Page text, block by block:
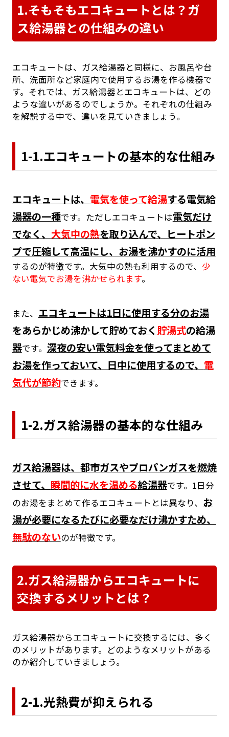
1.そもそもエコキュートとは？ガ
ス給湯器との仕組みの違い
エコキュートは、ガス給湯器と同様に、お風呂や台
所、洗面所など家庭内で使用するお湯を作る機器で
す。それでは、ガス給湯器とエコキュートは、どの
ような違いがあるのでしょうか。それぞれの仕組み
を解説する中で、違いを見ていきましょう。
1-1.エコキュートの基本的な仕組み
エコキュートは、 電気を使って給湯する電気給
湯器の一種です。ただしエコキュートは電気だけ
でなく、 大気中の熱を取り込んで、ヒートポン
プで圧縮して高温にし、お湯を沸かすのに活用
するのが特徴です。大気中の熱も利用するので、 少
ない電気でお湯を沸かせられます。
また、 エコキュートは1日に使用する分のお湯
をあらかじめ沸かして貯めておく貯湯式の給湯
器です。 深夜の安い電気料金を使ってまとめて
お湯を作っておいて、日中に使用するので、 電
気代が節約できます。
1-2.ガス給湯器の基本的な仕組み
ガス給湯器は、都市ガスやプロパンガスを燃焼
させて、 瞬間的に水を温める給湯器です。1日分
のお湯をまとめて作るエコキュートとは異なり、 お
湯が必要になるたびに必要なだけ沸かすため、
無駄のないのが特徴です。
2.ガス給湯器からエコキュートに
交換するメリットとは？
ガス給湯器からエコキュートに交換するには、多く
のメリットがあります。どのようなメリットがある
のか紹介していきましょう。
2-1.光熱費が抑えられる